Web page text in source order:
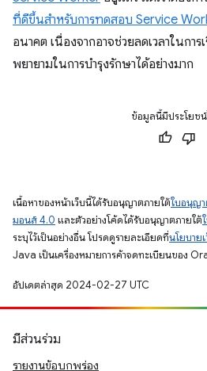
ที่ดีขึ้นสำหรับการทดสอบ Service
อนาคต เนื่องจากอาจช่วยลดเวลาในกา
พยายามในการบำรุงรักษาได้อย่างมาก
ข้อมูลนี้มีประโยช
เนื้อหาของหน้าเว็บนี้ได้รับอนุญาตภายใต้ใบอนุญ
มอนส์ 4.0 และตัวอย่างโค้ดได้รับอนุญาตภายใต้
ระบุไว้เป็นอย่างอื่น โปรดดูรายละเอียดที่นโยบาย
Java เป็นเครื่องหมายการค้าจดทะเบียนของ
อัปเดตล่าสุด 2024-02-27 UTC
มีส่วนร่วม
รายงานข้อบกพร่อง